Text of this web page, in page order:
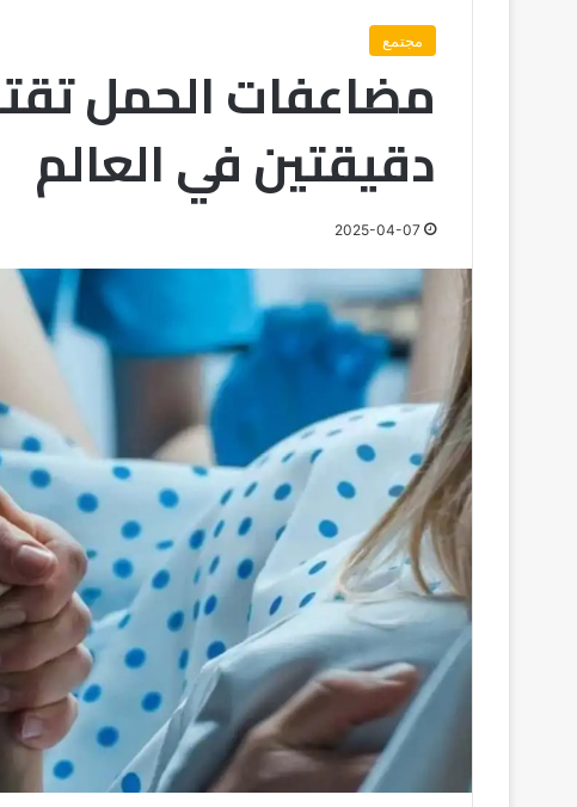
مجتمع
مضاعفات الحمل
دقيقتين في العالم
2025-04-07